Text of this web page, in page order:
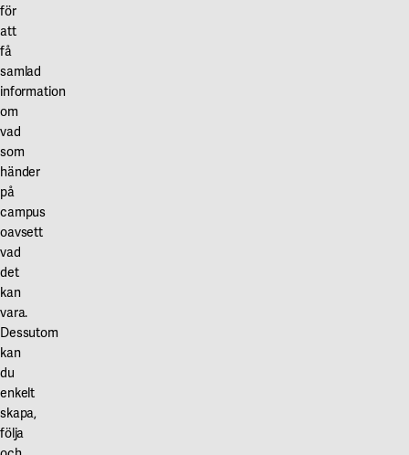
för
att
få
samlad
information
om
vad
som
händer
på
campus
oavsett
vad
det
kan
vara.
Dessutom
kan
du
enkelt
skapa,
följa